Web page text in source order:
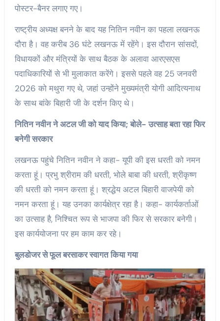
पोस्टर-बैनर लगाए गए।
राष्ट्रीय अध्यक्ष बनने के बाद यह नितिन नवीन का पहला लखनऊ
दौरा है। वह करीब 36 घंटे लखनऊ में रहेंगे। इस दौरान सांसदों,
विधायकों और मंत्रियों के साथ बैठक के अलावा आरएसएस
पदाधिकारियों से भी मुलाकात करेंगे। इससे पहले वह 25 जनवरी
2026 को मथुरा गए थे, जहां उन्होंने मुख्यमंत्री योगी आदित्यनाथ
के साथ बांके बिहारी जी के दर्शन किए थे।
नितिन नवीन ने अटल जी को याद किया; बोले- उत्साह बता रहा फिर
बनेगी सरकार
लखनऊ पहुंचे नितिन नवीन ने कहा- यूपी की इस धरती को नमन
करता हूं। प्रभु श्रीराम की धरती, भोले बाबा की धरती, श्रीकृष्ण
की धरती को नमन करता हूं। श्रद्धेय अटल बिहारी वाजपेयी को
नमन करता हूं। यह उनका कार्यक्षेत्र रहा है। कहा- कार्यकर्ताओं
का उत्साह है, निश्चित रूप से भाजपा की फिर से सरकार बनेगी।
इस कार्ययोजना पर हम काम कर रहे।
बुलडोजर से फूल बरसाकर स्वागत किया गया